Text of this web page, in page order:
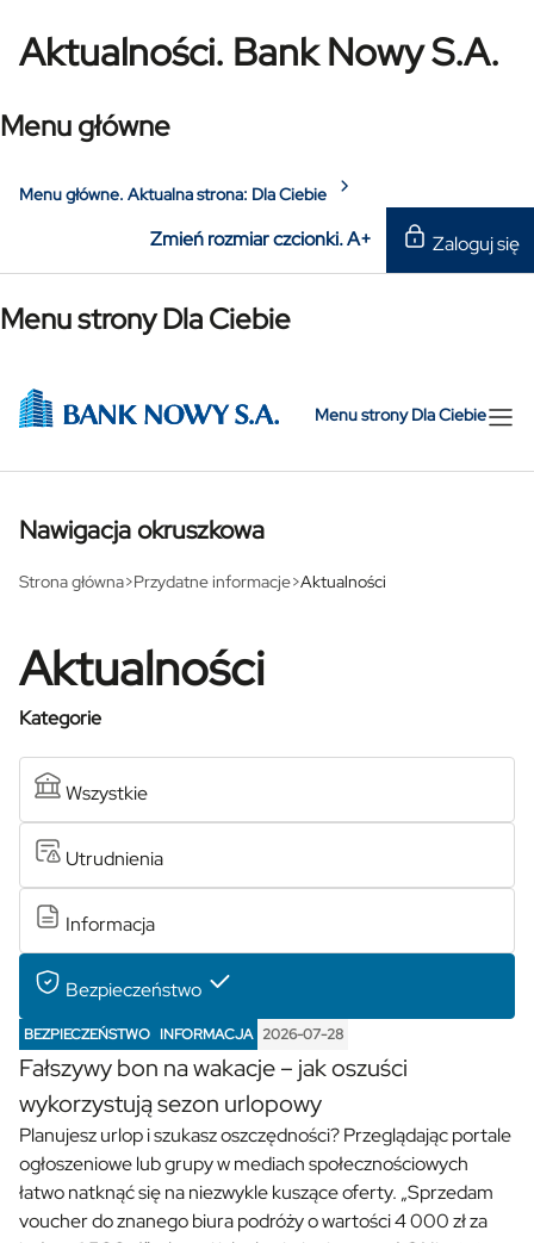
Aktualności. Bank Nowy S.A.
Menu główne
Menu główne. Aktualna strona: Dla Ciebie
Zmień rozmiar czcionki.A+ Zaloguj się
Menu strony Dla Ciebie
Menu strony Dla Ciebie
Nawigacja okruszkowa
Strona główna>Przydatne informacje>Aktualności
Aktualności
Kategorie
Wszystkie
Utrudnienia
Informacja
Bezpieczeństwo
BEZPIECZEŃSTWO INFORMACJA 2026-07-28
Fałszywy bon na wakacje – jak oszuści
wykorzystują sezon urlopowy
Planujesz urlop i szukasz oszczędności? Przeglądając portale
ogłoszeniowe lub grupy w mediach społecznościowych
łatwo natknąć się na niezwykle kuszące oferty. „Sprzedam
voucher do znanego biura podróży o wartości 4 000 zł za